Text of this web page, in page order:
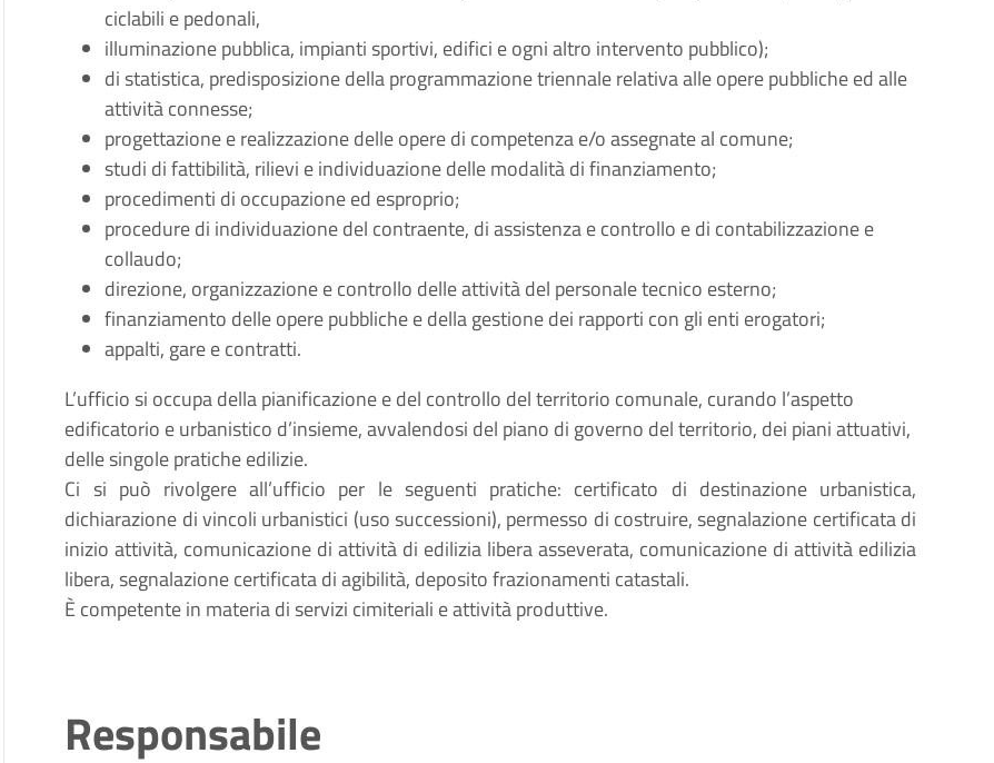
ciclabili e pedonali,
illuminazione pubblica, impianti sportivi, edifici e ogni altro intervento pubblico);
di statistica, predisposizione della programmazione triennale relativa alle opere pubbliche ed alle
attività connesse;
progettazione e realizzazione delle opere di competenza e/o assegnate al comune;
studi di fattibilità, rilievi e individuazione delle modalità di finanziamento;
procedimenti di occupazione ed esproprio;
procedure di individuazione del contraente, di assistenza e controllo e di contabilizzazione e
collaudo;
direzione, organizzazione e controllo delle attività del personale tecnico esterno;
finanziamento delle opere pubbliche e della gestione dei rapporti con gli enti erogatori;
appalti, gare e contratti.
L’ufficio si occupa della pianificazione e del controllo del territorio comunale, curando l’aspetto
edificatorio e urbanistico d’insieme, avvalendosi del piano di governo del territorio, dei piani attuativi,
delle singole pratiche edilizie.
Ci si può rivolgere all’ufficio per le seguenti pratiche: certificato di destinazione urbanistica,
dichiarazione di vincoli urbanistici (uso successioni), permesso di costruire, segnalazione certificata di
inizio attività, comunicazione di attività di edilizia libera asseverata, comunicazione di attività edilizia
libera, segnalazione certificata di agibilità, deposito frazionamenti catastali.
È competente in materia di servizi cimiteriali e attività produttive.
Responsabile